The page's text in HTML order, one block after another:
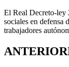
El Real Decreto-ley
sociales en defensa
trabajadores